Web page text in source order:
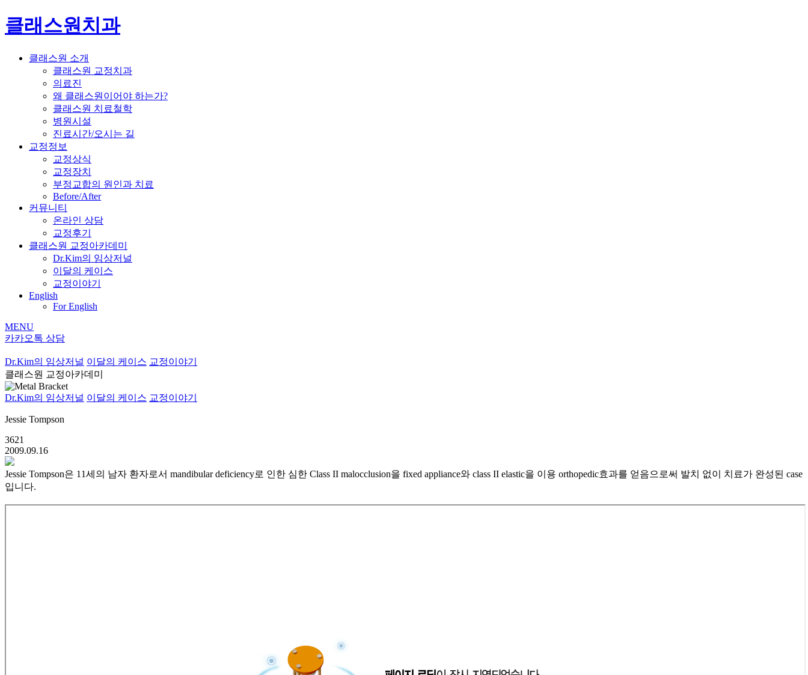
클래스원치과
클래스원 소개
클래스원 교정치과
의료진
왜 클래스원이어야 하는가?
클래스원 치료철학
병원시설
진료시간/오시는 길
교정정보
교정상식
교정장치
부정교합의 원인과 치료
Before/After
커뮤니티
온라인 상담
교정후기
클래스원 교정아카데미
Dr.Kim의 임상저널
이달의 케이스
교정이야기
English
For English
MENU
카카오톡 상담
Dr.Kim의 임상저널 이달의 케이스 교정이야기
클래스원 교정아카데미
Dr.Kim의 임상저널 이달의 케이스 교정이야기
Jessie Tompson
3621
2009.09.16
Jessie Tompson은 11세의 남자 환자로서 mandibular deficiency로 인한 심한 Class II malocclusion을 fixed appliance와 class II elastic을 이용 orthopedic효과를 얻음으로써 발치 없이 치료가 완성된 case
입니다.